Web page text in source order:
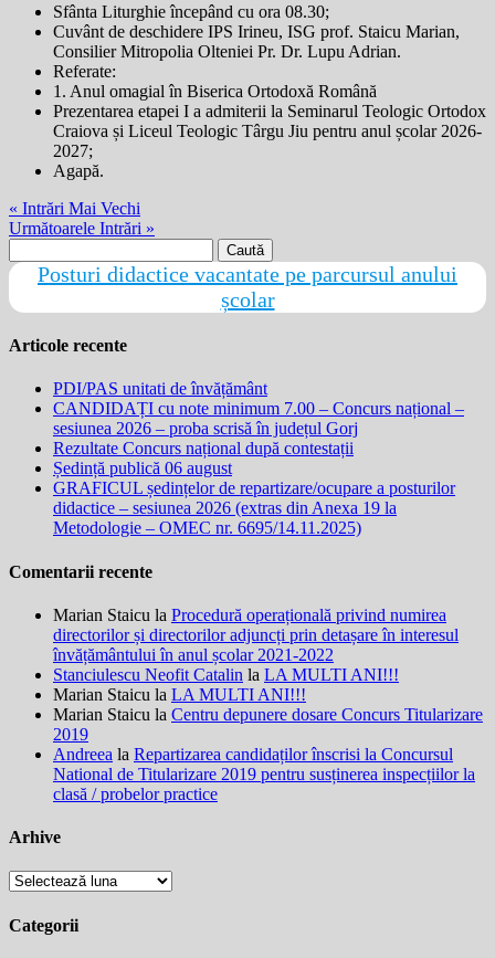
Sfânta Liturghie începând cu ora 08.30;
Cuvânt de deschidere IPS Irineu, ISG prof. Staicu Marian,
Consilier Mitropolia Olteniei Pr. Dr. Lupu Adrian.
Referate:
1. Anul omagial în Biserica Ortodoxă Română
Prezentarea etapei I a admiterii la Seminarul Teologic Ortodox
Craiova și Liceul Teologic Târgu Jiu pentru anul școlar 2026-
2027;
Agapă.
« Intrări Mai Vechi
Următoarele Intrări »
după:Posturi didactice vacantate pe parcursul anului
școlar
Articole recente
PDI/PAS unitati de învățământ
CANDIDAȚI cu note minimum 7.00 – Concurs național –
sesiunea 2026 – proba scrisă în județul Gorj
Rezultate Concurs național după contestații
Ședință publică 06 august
GRAFICUL ședințelor de repartizare/ocupare a posturilor
didactice – sesiunea 2026 (extras din Anexa 19 la
Metodologie – OMEC nr. 6695/14.11.2025)
Comentarii recente
Marian Staicu la Procedură operațională privind numirea
directorilor și directorilor adjuncți prin detașare în interesul
învățământului în anul școlar 2021-2022
Stanciulescu Neofit Catalin la LA MULTI ANI!!!
Marian Staicu la LA MULTI ANI!!!
Marian Staicu la Centru depunere dosare Concurs Titularizare
2019
Andreea la Repartizarea candidaților înscrisi la Concursul
National de Titularizare 2019 pentru susținerea inspecțiilor la
clasă / probelor practice
Arhive
Arhive
Categorii